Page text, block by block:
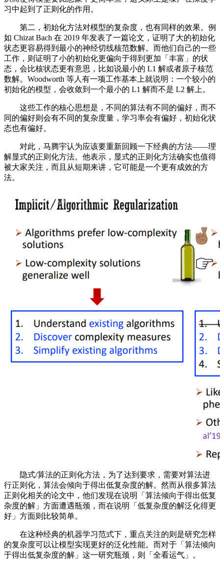
习中起到了正则化的作用。
第二，初始化方法对模型的复杂度，也有同样的效果。例
如 Chizat Bach 在 2019 年发表了一篇论文，证明了大的初始化
状态更容易得到最小的神经切线核范数解。而他们自己的一些
工作，则证明了小的初始化更偏向于得到更加「丰富」的状
态，会比核状态更有意思，比如说最小的 L1 解或者原子核范
数解。Woodworth 等人有一项工作基本上就说明：一个较小的
初始化的模型，会收敛到一个最小的 L1 解而不是 L2 解上。
这些工作的核心思想是，不同的算法有不同的偏好，而不
同的偏好则会有不同的复杂度量，学习率会有偏好，初始化状
态也有偏好。
对此，马腾宇认为应该要重新回顾一下经典的方法——理
解显式的正则化方法。他表示，显式的正则化方法确实也值得
被大家关注，而且从短期来讲，它可能是一个更有成效的方
法。
隐式/算法的正则化方法，为了达到要求，需要对算法进
行正则化，算法会倾向于得出低复杂度的解。然而从很多算法
正则化相关的论文中，他们发现在说明「算法倾向于得出低复
杂度的解」方面遭遇瓶颈，而在说明「低复杂度的解泛化得更
好」方面则比较简单。
在这种经典的机器学习范式下，重点关注的则是研究怎样
的复杂度可以让模型实现更好的泛化性能。而对于「算法倾向
于得出低复杂度的解」这一研究瓶颈，则「全看运气」。